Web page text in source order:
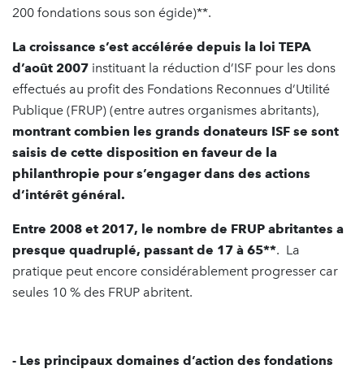
200 fondations sous son égide)**.
La croissance s’est accélérée depuis la loi TEPA
d’août 2007 instituant la réduction d’ISF pour les dons
effectués au profit des Fondations Reconnues d’Utilité
Publique (FRUP) (entre autres organismes abritants),
montrant combien les grands donateurs ISF se sont
saisis de cette disposition en faveur de la
philanthropie pour s’engager dans des actions
d’intérêt général.
Entre 2008 et 2017, le nombre de FRUP abritantes a
presque quadruplé, passant de 17 à 65**. La
pratique peut encore considérablement progresser car
seules 10 % des FRUP abritent.
- Les principaux domaines d’action des fondations